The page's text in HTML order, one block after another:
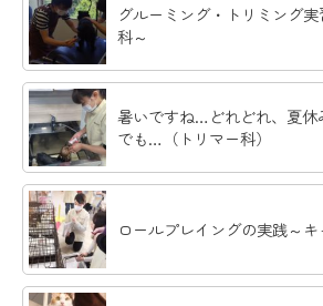
グルーミング・トリミング
科～
暑いですね…どれどれ、夏休
でも…（トリマー科）
ロールプレイングの実践～キ